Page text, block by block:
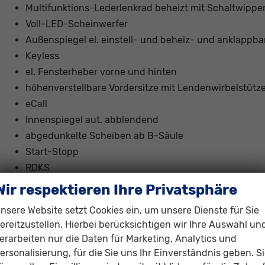
Multifunktions-Lederlenkrad beheizt mit
Voll-LED-Scheinwerfer
Außenspiegel el. einstell- und beheiz- und
Keyless
el. Fensterheber vorne und hinten
höhenverstellbare Vordersitze mit
eCall
Innenspiegel aut. abblendend
abgedunkelte Scheiben ab B-Säule
Start-Stopp
RDKS
Parksensoren vorne und hinten
Rückfahrkamera
elektrische Heckklappe
Rücksitzlehne geteilt umklappbar
Berganfahrhilfe
respektieren Ihre Privatsphäre
Website setzt Cookies ein, um unsere Dienste für Sie
Hierbei berücksichtigen wir Ihre Auswahl
nur die Daten für Marketing, Analytics und
für die Sie uns Ihr Einverständnis geben.